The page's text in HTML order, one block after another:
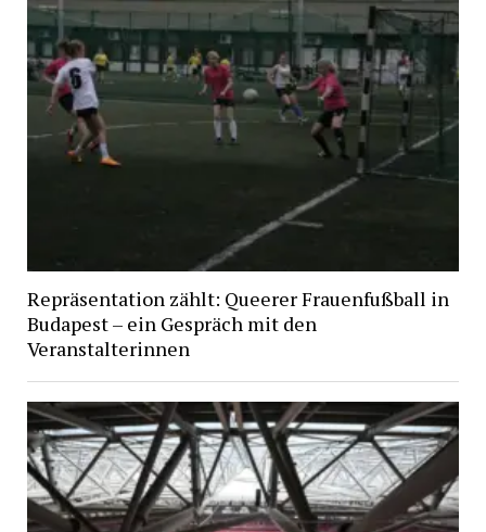
Repräsentation zählt: Queerer Frauenfußball in
Budapest – ein Gespräch mit den
Veranstalterinnen